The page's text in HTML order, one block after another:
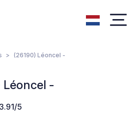
(26190) Léoncel -
Léoncel -
3.91/5